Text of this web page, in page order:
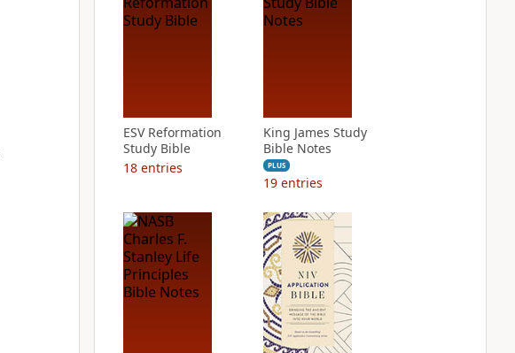
ESV Reformation
Study Bible
18 entries
King James Study
Bible Notes
PLUS
19 entries